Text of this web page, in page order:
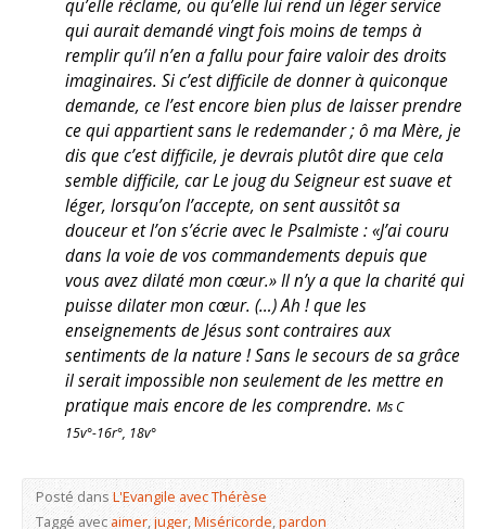
qu’elle réclame, ou qu’elle lui rend un léger service
qui aurait demandé vingt fois moins de temps à
remplir qu’il n’en a fallu pour faire valoir des droits
imaginaires. Si c’est difficile de donner à quiconque
demande, ce l’est encore bien plus de laisser prendre
ce qui appartient sans le redemander ; ô ma Mère, je
dis que c’est difficile, je devrais plutôt dire que cela
semble difficile, car Le joug du Seigneur est suave et
léger, lorsqu’on l’accepte, on sent aussitôt sa
douceur et l’on s’écrie avec le Psalmiste : «J’ai couru
dans la voie de vos commandements depuis que
vous avez dilaté mon cœur.» Il n’y a que la charité qui
puisse dilater mon cœur. (…) Ah ! que les
enseignements de Jésus sont contraires aux
sentiments de la nature ! Sans le secours de sa grâce
il serait impossible non seulement de les mettre en
pratique mais encore de les comprendre. Ms C
15v°-16r°, 18v°
Posté dansL'Evangile avec Thérèse
Taggé avecaimer,juger,Miséricorde,pardon